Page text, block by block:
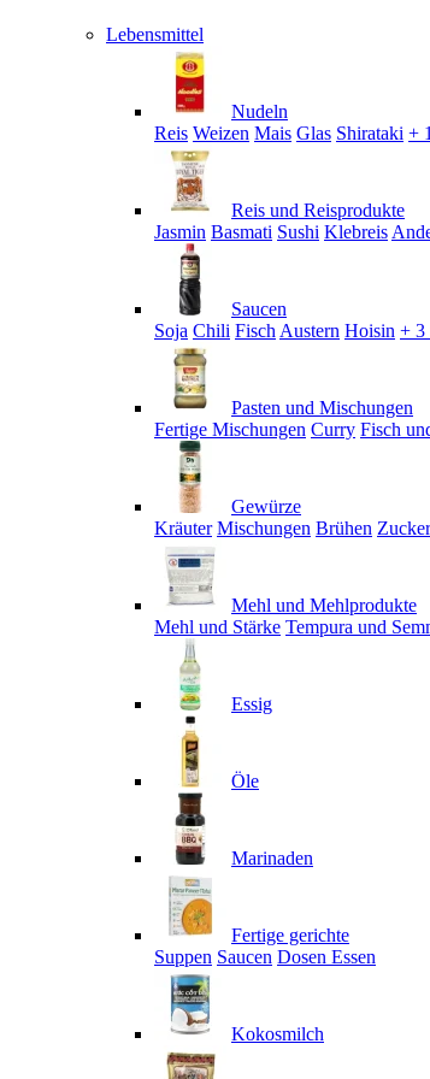
Lebensmittel
Nudeln
Reis Weizen Mais Glas Shirataki +
Reis und Reisprodukte
Jasmin Basmati Sushi Klebreis
Saucen
Soja Chili Fisch Austern Hoisin + 3
Pasten und Mischungen
Fertige Mischungen Curry Fisch
Gewürze
Kräuter Mischungen Brühen
Mehl und Mehlprodukte
Mehl und Stärke Tempura und
Essig
Öle
Marinaden
Fertige gerichte
Suppen Saucen Dosen Essen
Kokosmilch